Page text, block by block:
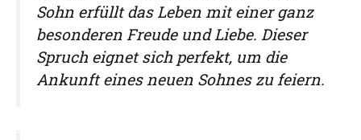
Sohn erfüllt das Leben mit einer ganz
besonderen Freude und Liebe. Dieser
Spruch eignet sich perfekt, um die
Ankunft eines neuen Sohnes zu feiern.